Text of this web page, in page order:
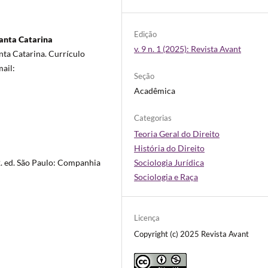
Catarina
Catarina. Currículo
São Paulo: Companhia
Edição
v. 9 n. 1 (2025): Revista Avant
Seção
Acadêmica
Categorias
Teoria Geral do Direito
História do Direito
Sociologia Jurídica
Sociologia e Raça
Licença
Copyright (c) 2025 Revista Avant